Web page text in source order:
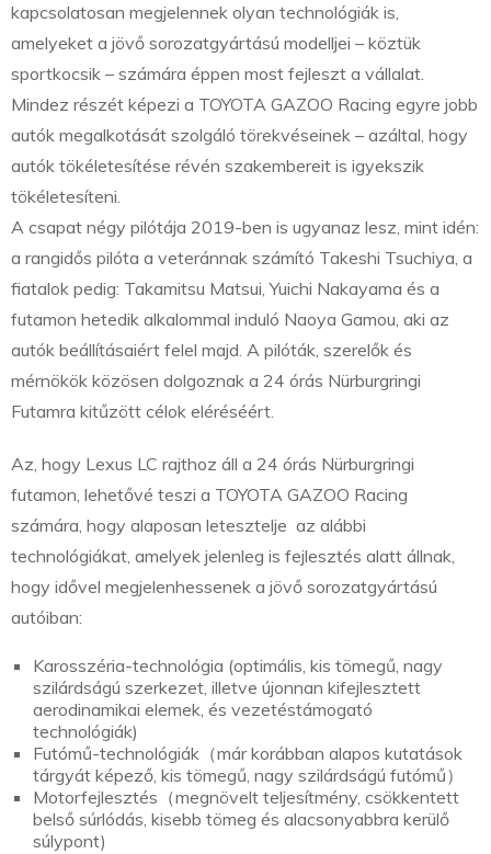
kapcsolatosan megjelennek olyan technológiák is,
amelyeket a jövő sorozatgyártású modelljei – köztük
sportkocsik – számára éppen most fejleszt a vállalat.
Mindez részét képezi a TOYOTA GAZOO Racing egyre jobb
autók megalkotását szolgáló törekvéseinek – azáltal, hogy
autók tökéletesítése révén szakembereit is igyekszik
tökéletesíteni.
A csapat négy pilótája 2019-ben is ugyanaz lesz, mint idén:
a rangidős pilóta a veteránnak számító Takeshi Tsuchiya, a
fiatalok pedig: Takamitsu Matsui, Yuichi Nakayama és a
futamon hetedik alkalommal induló Naoya Gamou, aki az
autók beállításaiért felel majd. A pilóták, szerelők és
mérnökök közösen dolgoznak a 24 órás Nürburgringi
Futamra kitűzött célok eléréséért.
Az, hogy Lexus LC rajthoz áll a 24 órás Nürburgringi
futamon, lehetővé teszi a TOYOTA GAZOO Racing
számára, hogy alaposan letesztelje az alábbi
technológiákat, amelyek jelenleg is fejlesztés alatt állnak,
hogy idővel megjelenhessenek a jövő sorozatgyártású
autóiban:
Karosszéria-technológia (optimális, kis tömegű, nagy
szilárdságú szerkezet, illetve újonnan kifejlesztett
aerodinamikai elemek, és vezetéstámogató
technológiák)
Futómű-technológiák（már korábban alapos kutatások
tárgyát képező, kis tömegű, nagy szilárdságú futómű）
Motorfejlesztés（megnövelt teljesítmény, csökkentett
belső súrlódás, kisebb tömeg és alacsonyabbra kerülő
súlypont)